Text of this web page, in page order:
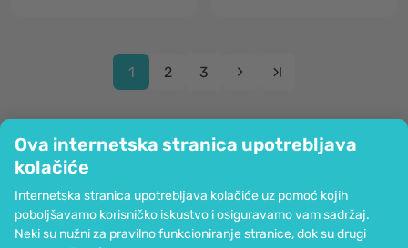
Ova internetska stranica upotrebljava
kolačiće
Internetska stranica upotrebljava kolačiće uz pomoć kojih
poboljšavamo korisničko iskustvo i osiguravamo vam sadržaj.
Neki su nužni za pravilno funkcioniranje stranice, dok su drugi
1 2 3
Informacije
Pridružite nam se